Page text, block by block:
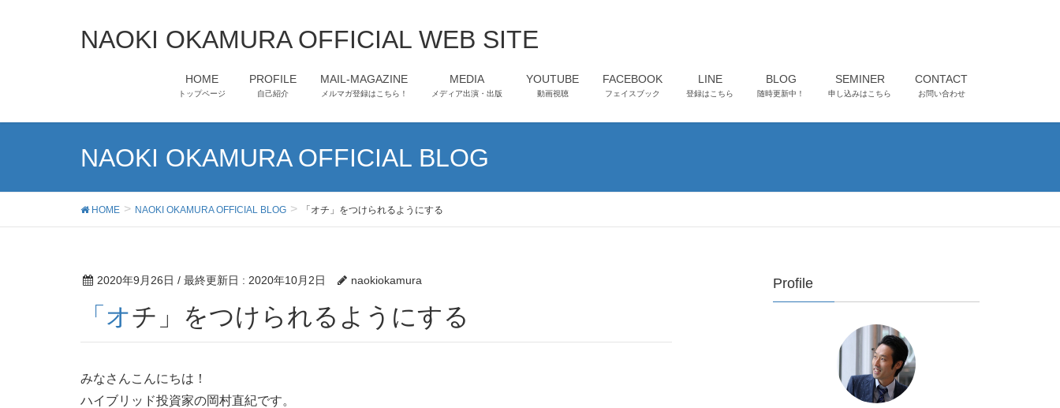
NAOKI OKAMURA OFFICIAL WEB SITE
HOME
トップページ
PROFILE
自己紹介
MAIL-MAGAZINE
メルマガ登録はこちら！
MEDIA
メディア出演・出版
YOUTUBE
動画視聴
FACEBOOK
フェイスブック
LINE
登録はこちら
BLOG
随時更新中！
SEMINER
申し込みはこちら
CONTACT
お問い合わせ
NAOKI OKAMURA OFFICIAL BLOG
HOME NAOKI OKAMURA OFFICIAL BLOG 「オチ」をつけられるようにする
2020年9月26日 / 最終更新日 : 2020年10月2日 naokiokamura
「オチ」をつけられるようにする
みなさんこんにちは！
ハイブリッド投資家の岡村直紀です。
Profile